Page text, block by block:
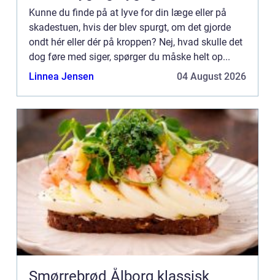
Kunne du finde på at lyve for din læge eller på
skadestuen, hvis der blev spurgt, om det gjorde
ondt hér eller dér på kroppen? Nej, hvad skulle det
dog føre med siger, spørger du måske helt op...
Linnea Jensen
04 August 2026
Smørrebrød Ålborg klassisk